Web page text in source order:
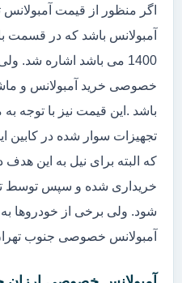
اگر منظور از قیمت
آمبولانس باشد که در قسمت
1400 می باشد اشاره شد.
خصوصی خرید آمبولانس و
باشد .این قیمت نیز با توجه
تجهیزات سوار شده در کابین
که البته برای نیل به این
خریداری شده و سپس توسط
شود. ولی برخی از خودروها
آمبولانس خصوصی جنوب